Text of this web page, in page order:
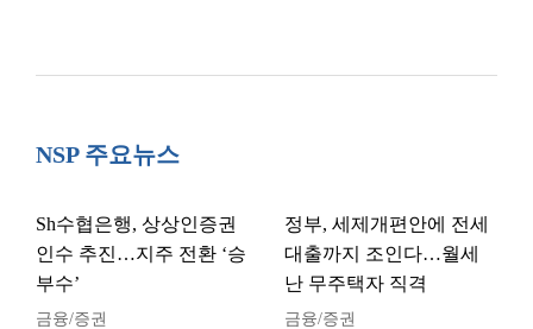
NSP 주요뉴스
Sh수협은행, 상상인증권
인수 추진…지주 전환 ‘승
부수’
금융/증권
정부, 세제개편안에 전세
대출까지 조인다…월세
난 무주택자 직격
금융/증권